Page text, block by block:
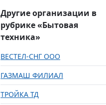
Другие организации в
рубрике «Бытовая
техника»
ВЕСТЕЛ-СНГ ООО
ГАЗМАШ ФИЛИАЛ
ТРОЙКА ТД